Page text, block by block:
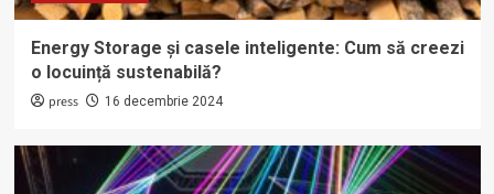
Energy Storage și casele inteligente: Cum să creezi
o locuință sustenabilă?
press 16 decembrie 2024